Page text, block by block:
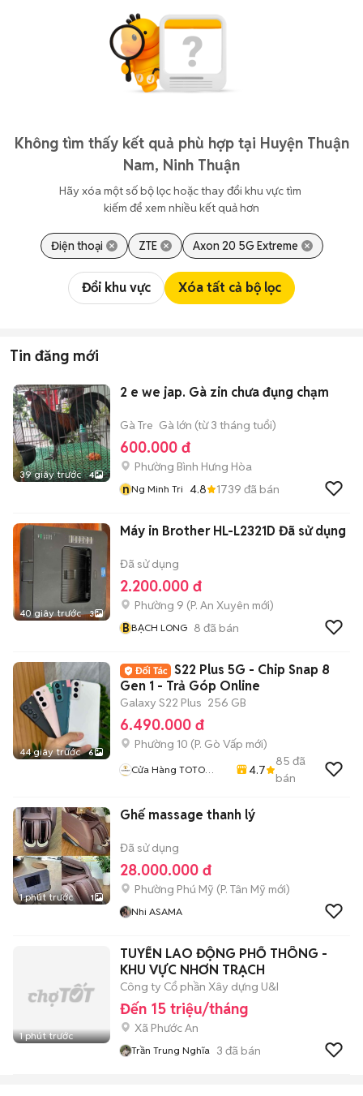
Không tìm thấy kết quả phù hợp tại Huyện Thuận
Nam, Ninh Thuận
Hãy xóa một số bộ lọc hoặc thay đổi khu vực tìm
kiếm để xem nhiều kết quả hơn
Điện thoại ZTE Axon 20 5G Extreme
Đổi khu vực Xóa tất cả bộ lọc
Tin đăng mới
39 giây trước 4
2 e we jap. Gà zin chưa đụng chạm
Gà Tre Gà lớn (từ 3 tháng tuổi)
600.000 đ
Phường Bình Hưng Hòa
nNg Minh Tri 4.8 1739 đã bán
40 giây trước 3
Máy in Brother HL-L2321D Đã sử dụng
Đã sử dụng
2.200.000 đ
Phường 9 (P. An Xuyên mới)
BBẠCH LONG 8 đã bán
44 giây trước 6
S22 Plus 5G - Chip Snap 8
Gen 1 - Trả Góp Online
Galaxy S22 Plus 256 GB
6.490.000 đ
Phường 10 (P. Gò Vấp mới)
Cửa Hàng TOTO
4.7
85 đã
bán
1 phút trước 1
Ghế massage thanh lý
Đã sử dụng
28.000.000 đ
Phường Phú Mỹ (P. Tân Mỹ mới)
Nhi ASAMA
1 phút trước
TUYỂN LAO ĐỘNG PHỔ THÔNG -
KHU VỰC NHƠN TRẠCH
Công ty Cổ phần Xây dựng U&I
Đến 15 triệu/tháng
Xã Phước An
Trần Trung Nghĩa 3 đã bán